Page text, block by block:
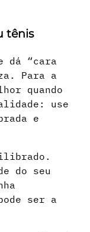
tênis
dá “cara
Para a
quando
use
e
do seu
ser a